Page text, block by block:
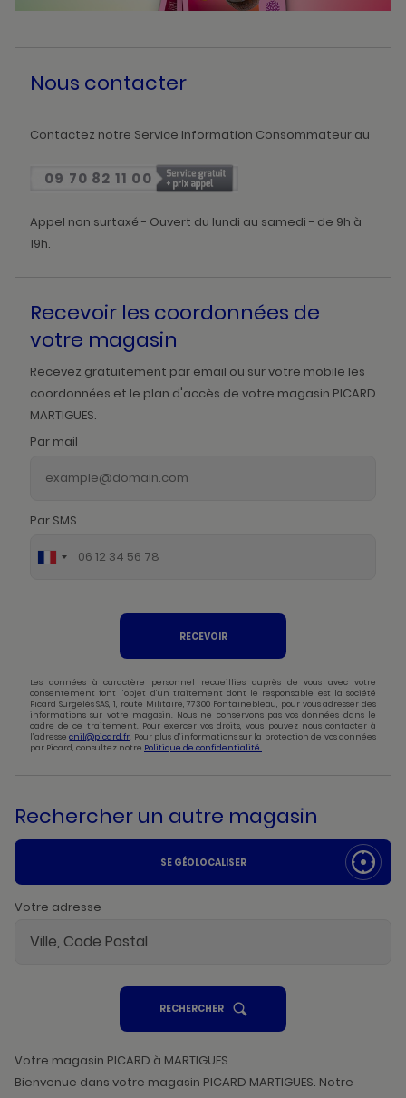
Nous contacter
Contactez notre Service Information Consommateur au
09 70 82 11 00
Appel non surtaxé - Ouvert du lundi au samedi - de 9h à
19h.
Recevoir les coordonnées de
votre magasin
Recevez gratuitement par email ou sur votre mobile les
coordonnées et le plan d'accès de votre magasin PICARD
MARTIGUES.
Par mail
Par SMS
RECEVOIR
Les données à caractère personnel recueillies auprès de vous avec votre
consentement font l’objet d’un traitement dont le responsable est la société
Picard Surgelés SAS, 1, route Militaire, 77300 Fontainebleau, pour vous adresser des
informations sur votre magasin. Nous ne conservons pas vos données dans le
cadre de ce traitement. Pour exercer vos droits, vous pouvez nous contacter à
l’adressecnil@picard.fr. Pour plus d’informations sur la protection de vos données
par Picard, consultez notre Politique de confidentialité.
Rechercher un autre magasin
SE GÉOLOCALISER
Votre adresse
RECHERCHERUN
POINT
VENTE
Votre magasin PICARD à MARTIGUES
Bienvenue dans votre magasin PICARD MARTIGUES. Notre